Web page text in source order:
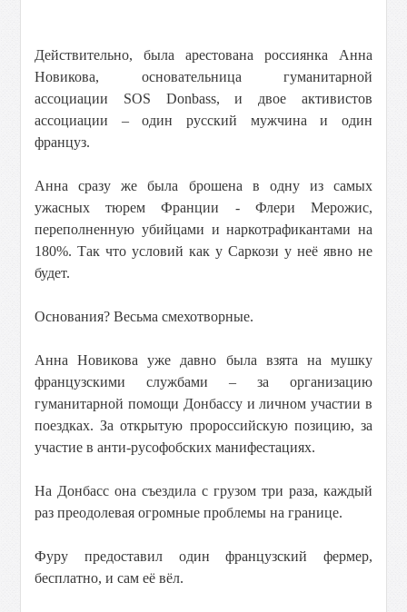
Действительно, была арестована россиянка Анна
Новикова, основательница гуманитарной
ассоциации SOS Donbass, и двое активистов
ассоциации – один русский мужчина и один
француз.
Анна сразу же была брошена в одну из самых
ужасных тюрем Франции - Флери Мерожис,
переполненную убийцами и наркотрафикантами на
180%. Так что условий как у Саркози у неё явно не
будет.
Основания? Весьма смехотворные.
Анна Новикова уже давно была взята на мушку
французскими службами – за организацию
гуманитарной помощи Донбассу и личном участии в
поездках. За открытую пророссийскую позицию, за
участие в анти-русофобских манифестациях.
На Донбасс она съездила с грузом три раза, каждый
раз преодолевая огромные проблемы на границе.
Фуру предоставил один французский фермер,
бесплатно, и сам её вёл.